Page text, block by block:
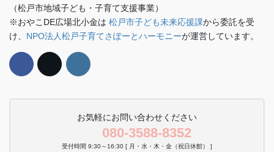
（松戸市地域子ども・子育て支援事業）
※おやこDE広場北小金は 松戸市子ども未来応援課から委託を受
け、 NPO法人松戸子育てさぽーとハーモニーが運営しています。
お気軽にお問い合わせください
080-3588-8352
受付時間 9:30～16:30 [ 月・水・木・金（祝日休館） ]